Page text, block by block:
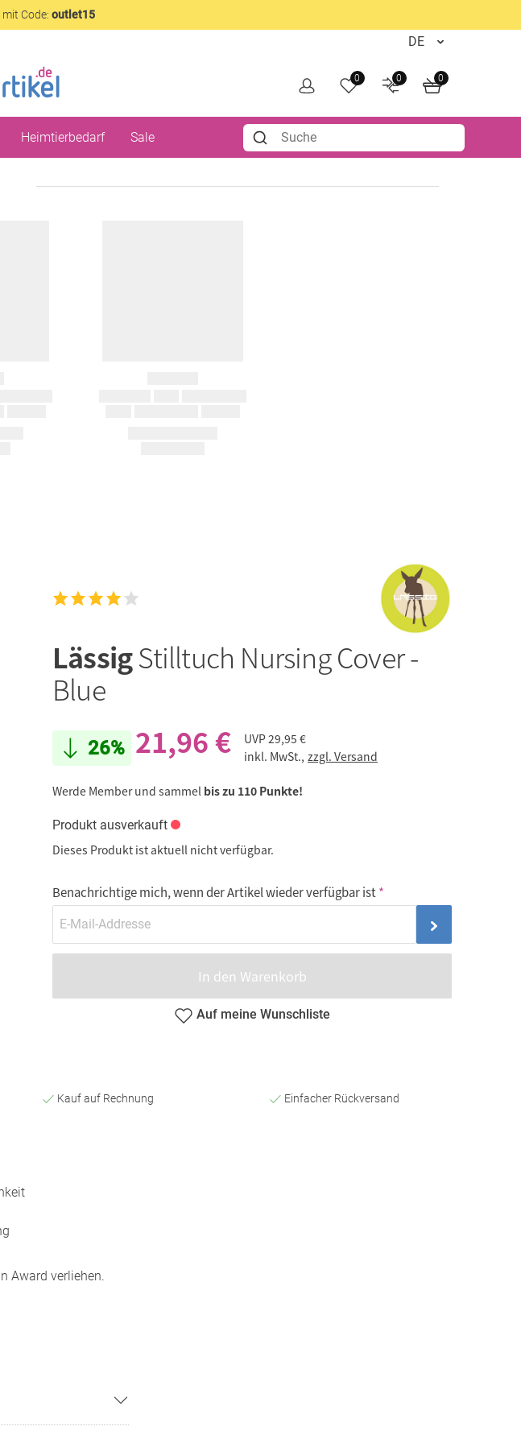
Code: outlet15
0 0 0
Heimtierbedarf Sale
LässigStilltuch Nursing Cover -
Blue
26% 21,96 € UVP29,95 €
inkl. MwSt., zzgl. Versand
Werde Member und sammel bis zu 110 Punkte!
Produkt ausverkauft
Dieses Produkt ist aktuell nicht verfügbar.
Benachrichtige mich, wenn der Artikel wieder verfügbar ist
In den Warenkorb
Auf meine Wunschliste
Kauf auf Rechnung Einfacher Rückversand
Award verliehen.